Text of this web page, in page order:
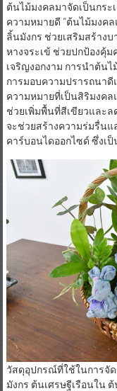
ต้นไม้มงคลมาจัดเป็นกระ
ความหมายดี “ต้นไม้มงค
ลิ้นมังกร ช่วยเสริมสร้าง
หางจระเข้ ช่วยปกป้องคุ้
เจริญงอกงาม การนำต้น
การมอบความปรารถนาดี
ความหมายที่เป็นสิริมงคล
ช่วยเพิ่มพื้นที่สีเขียวและ
จะช่วยสร้างความร่มรื่น
คาร์บอนไดออกไซด์ ซึ่งเ
วัสดุอุปกรณ์ที่ใช้ในการจั
มังกร ต้นเศรษฐีเรือนใน